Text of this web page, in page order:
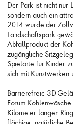
Der Park ist nicht nur
sondern auch ein
2014 wurde der
Landschaftspark
Abfallprodukt der
zugängliche
Spielorte für Kinder
sich mit Kunstwerken
Barrierefreie 3D-
Forum
Kilometer langen